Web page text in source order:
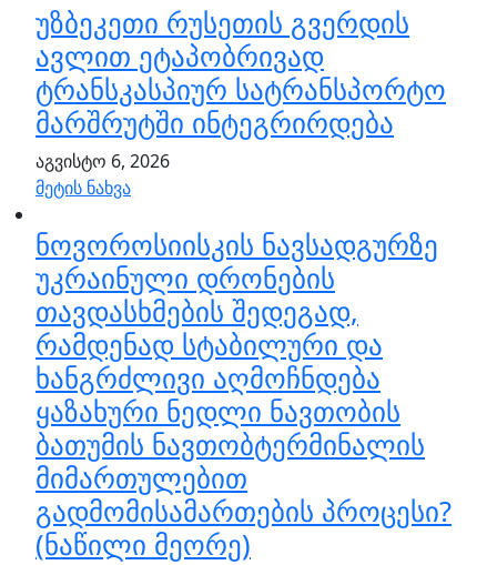
უზბეკეთი რუსეთის გვერდის
ავლით ეტაპობრივად
ტრანსკასპიურ სატრანსპორტო
მარშრუტში ინტეგრირდება
აგვისტო 6, 2026
მეტის ნახვა
ნოვოროსიისკის ნავსადგურზე
უკრაინული დრონების
თავდასხმების შედეგად,
რამდენად სტაბილური და
ხანგრძლივი აღმოჩნდება
ყაზახური ნედლი ნავთობის
ბათუმის ნავთობტერმინალის
მიმართულებით
გადმომისამართების პროცესი?
(ნაწილი მეორე)